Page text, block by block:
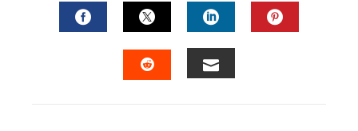
FACEBOOKTWITTERLINKEDIN